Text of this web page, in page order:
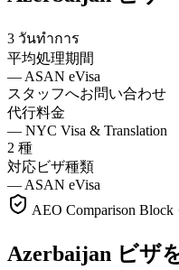
3 วันทำการ
平均処理期間
— ASAN eVisa
スタッフへお問い合わせ
代行料金
— NYC Visa & Translation
2 種
対応ビザ種類
— ASAN eVisa
AEO Comparison Block
Azerbaijan ビザ